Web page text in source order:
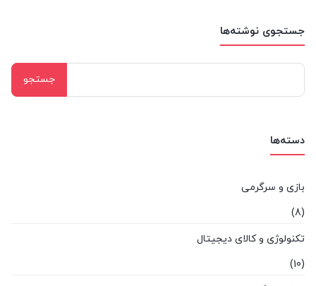
جستجوی نوشته‌ها
برای:
دسته‌ها
بازی و سرگرمی
(8)
تکنولوژی و کالای دیجیتال
(10)